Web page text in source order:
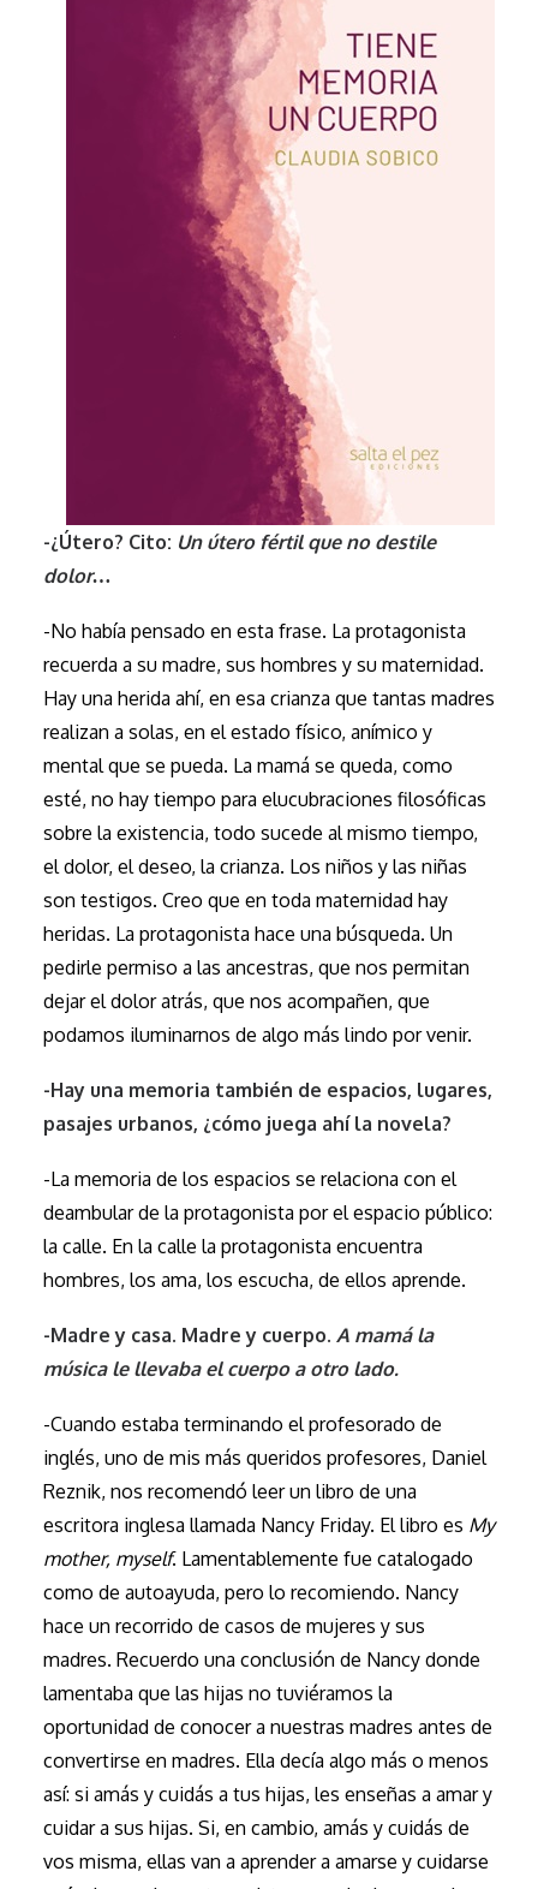
-¿Útero? Cito: Un útero fértil que no destile
dolor…
-No había pensado en esta frase. La protagonista
recuerda a su madre, sus hombres y su maternidad.
Hay una herida ahí, en esa crianza que tantas madres
realizan a solas, en el estado físico, anímico y
mental que se pueda. La mamá se queda, como
esté, no hay tiempo para elucubraciones filosóficas
sobre la existencia, todo sucede al mismo tiempo,
el dolor, el deseo, la crianza. Los niños y las niñas
son testigos. Creo que en toda maternidad hay
heridas. La protagonista hace una búsqueda. Un
pedirle permiso a las ancestras, que nos permitan
dejar el dolor atrás, que nos acompañen, que
podamos iluminarnos de algo más lindo por venir.
-Hay una memoria también de espacios, lugares,
pasajes urbanos, ¿cómo juega ahí la novela?
-La memoria de los espacios se relaciona con el
deambular de la protagonista por el espacio público:
la calle. En la calle la protagonista encuentra
hombres, los ama, los escucha, de ellos aprende.
-Madre y casa. Madre y cuerpo. A mamá la
música le llevaba el cuerpo a otro lado.
-Cuando estaba terminando el profesorado de
inglés, uno de mis más queridos profesores, Daniel
Reznik, nos recomendó leer un libro de una
escritora inglesa llamada Nancy Friday. El libro es My
mother, myself. Lamentablemente fue catalogado
como de autoayuda, pero lo recomiendo. Nancy
hace un recorrido de casos de mujeres y sus
madres. Recuerdo una conclusión de Nancy donde
lamentaba que las hijas no tuviéramos la
oportunidad de conocer a nuestras madres antes de
convertirse en madres. Ella decía algo más o menos
así: si amás y cuidás a tus hijas, les enseñas a amar y
cuidar a sus hijas. Si, en cambio, amás y cuidás de
vos misma, ellas van a aprender a amarse y cuidarse